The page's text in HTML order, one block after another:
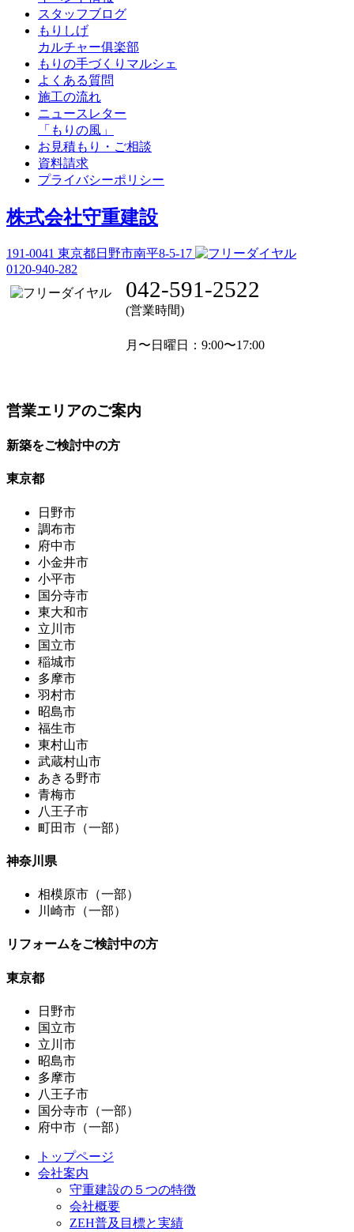
スタッフブログ
もりしげ
カルチャー俱楽部
もりの手づくりマルシェ
よくある質問
施工の流れ
ニュースレター
「もりの風」
お見積もり・ご相談
資料請求
プライバシーポリシー
株式会社守重建設
191-0041 東京都日野市南平8-5-17
0120-940-282
042-591-2522
(営業時間)
月〜日曜日 ：9:00〜17:00
営業エリアのご案内
新築をご検討中の方
東京都
日野市
調布市
府中市
小金井市
小平市
国分寺市
東大和市
立川市
国立市
稲城市
多摩市
羽村市
昭島市
福生市
東村山市
武蔵村山市
あきる野市
青梅市
八王子市
町田市（一部）
神奈川県
相模原市（一部）
川崎市（一部）
リフォームをご検討中の方
東京都
日野市
国立市
立川市
昭島市
多摩市
八王子市
国分寺市（一部）
府中市（一部）
トップページ
会社案内
守重建設の５つの特徴
会社概要
ZEH普及目標と実績